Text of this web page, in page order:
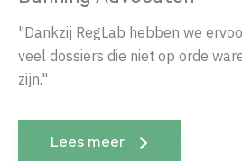
"Dankzij RegLab hebben we
veel dossiers die niet op orde
zijn."
Lees meer